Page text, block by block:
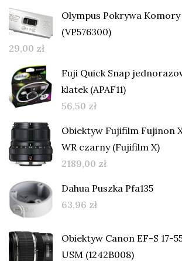
Olympus Pokrywa
(VP576300)
29,00 zł
Fuji Quick Snap
klatek (APAF11)
56,50 zł
Obiektyw Fujifilm Fujinon
WR czarny (Fujifilm X)
2189,00 zł
Dahua Puszka Pfa135
63,96 zł
Obiektyw Canon EF-S 17-
USM (1242B008)